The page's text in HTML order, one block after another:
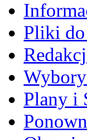
Pliki
Plany i